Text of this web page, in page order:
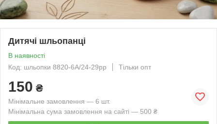
Дитячі шльопанці
В наявності
Код: шльопки 8820-6А/24-29рр
Тільки опт
150 ₴
Мінімальне замовлення — 6 шт.
Мінімальна сума замовлення на сайті — 500 ₴